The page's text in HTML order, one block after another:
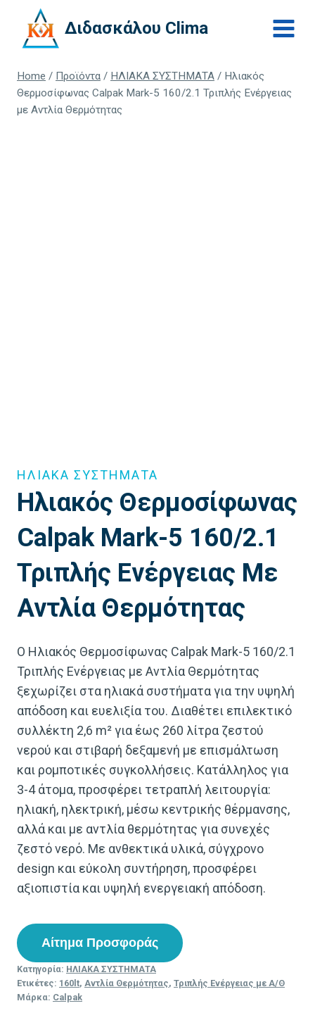
content
Διδασκάλου Clima
Home / Προϊόντα / ΗΛΙΑΚΑ ΣΥΣΤΗΜΑΤΑ / Ηλιακός
Θερμοσίφωνας Calpak Mark-5 160/2.1 Τριπλής Ενέργειας
με Αντλία Θερμότητας
ΗΛΙΑΚΑ ΣΥΣΤΗΜΑΤΑ
Ηλιακός Θερμοσίφωνας
Calpak Mark-5 160/2.1
Τριπλής Ενέργειας Με
Αντλία Θερμότητας
Ο Ηλιακός Θερμοσίφωνας Calpak Mark-5 160/2.1
Τριπλής Ενέργειας με Αντλία Θερμότητας
ξεχωρίζει στα ηλιακά συστήματα για την υψηλή
απόδοση και ευελιξία του. Διαθέτει επιλεκτικό
συλλέκτη 2,6 m² για έως 260 λίτρα ζεστού
νερού και στιβαρή δεξαμενή με επισμάλτωση
και ρομποτικές συγκολλήσεις. Κατάλληλος για
3-4 άτομα, προσφέρει τετραπλή λειτουργία:
ηλιακή, ηλεκτρική, μέσω κεντρικής θέρμανσης,
αλλά και με αντλία θερμότητας για συνεχές
ζεστό νερό. Με ανθεκτικά υλικά, σύγχρονο
design και εύκολη συντήρηση, προσφέρει
αξιοπιστία και υψηλή ενεργειακή απόδοση.
Αίτημα Προσφοράς
Κατηγορία: ΗΛΙΑΚΑ ΣΥΣΤΗΜΑΤΑ
Ετικέτες: 160lt, Αντλία Θερμότητας, Τριπλής Ενέργειας με Α/Θ
Μάρκα: Calpak